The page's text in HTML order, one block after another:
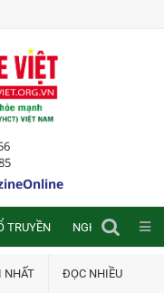
TRUYỀN NGHIÊN CỨU
NHẤT ĐỌC NHIỀU